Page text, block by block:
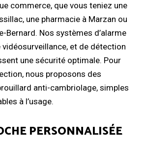
commerce, que vous teniez une
une pharmacie à Marzan ou
Bernard. Nos systèmes d’alarme
et de détection
une sécurité optimale. Pour
nous proposons des
anti-cambriolage, simples
à l’usage.
PERSONNALISÉE